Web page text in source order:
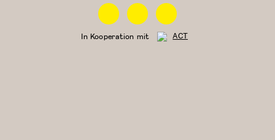
FacebookInstagramLinkedin
In Kooperation mit